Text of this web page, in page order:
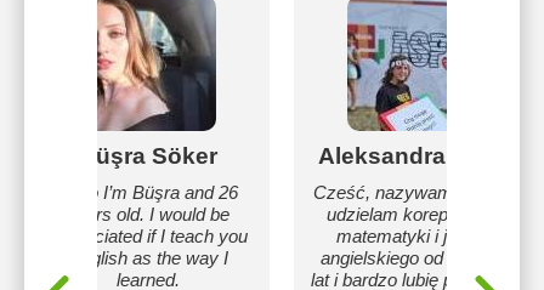
Büşra Söker
Hello I’m Büşra and 26
years old. I would be
appreciated if I teach you
English as the way I
learned.
Aleksandra Kawa
Cześć, nazywam się Ola,
udzielam korepetycji z
matematyki i języka
angielskiego od ponad 2
lat i bardzo lubię pracować